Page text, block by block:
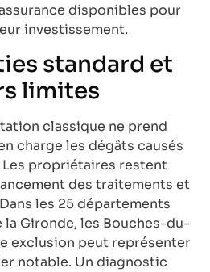
disponibles pour
investissement.
standard et
limites
classique ne prend
charge les dégâts causés
propriétaires restent
des traitements et
les 25 départements
Gironde, les Bouches-du-
exclusion peut représenter
notable. Un diagnostic